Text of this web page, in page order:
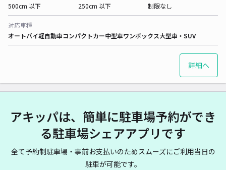
500cm 以下
250cm 以下
制限なし
対応車種
オートバイ軽自動車コンパクトカー中型車ワンボックス大型車・SUV
詳細へ
アキッパは、簡単に駐車場予約ができ
る駐車場シェアアプリです
全て予約制駐車場・事前お支払いのためスムーズにご利用当日の
駐車が可能です。